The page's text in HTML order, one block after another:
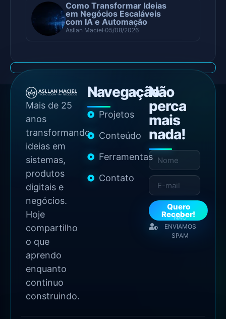
Como Transformar Ideias
em Negócios Escaláveis
com IA e Automação
Asllan Maciel 05/08/2026
Mais de 25
anos
transformando
ideias em
sistemas,
produtos
digitais e
negócios.
Hoje
compartilho
o que
aprendo
enquanto
continuo
construindo.
Navegação
Projetos
Conteúdo
Ferramentas
Contato
Não
perca
mais
nada!
Quero
Receber!
NÃO
ENVIAMOS
SPAM